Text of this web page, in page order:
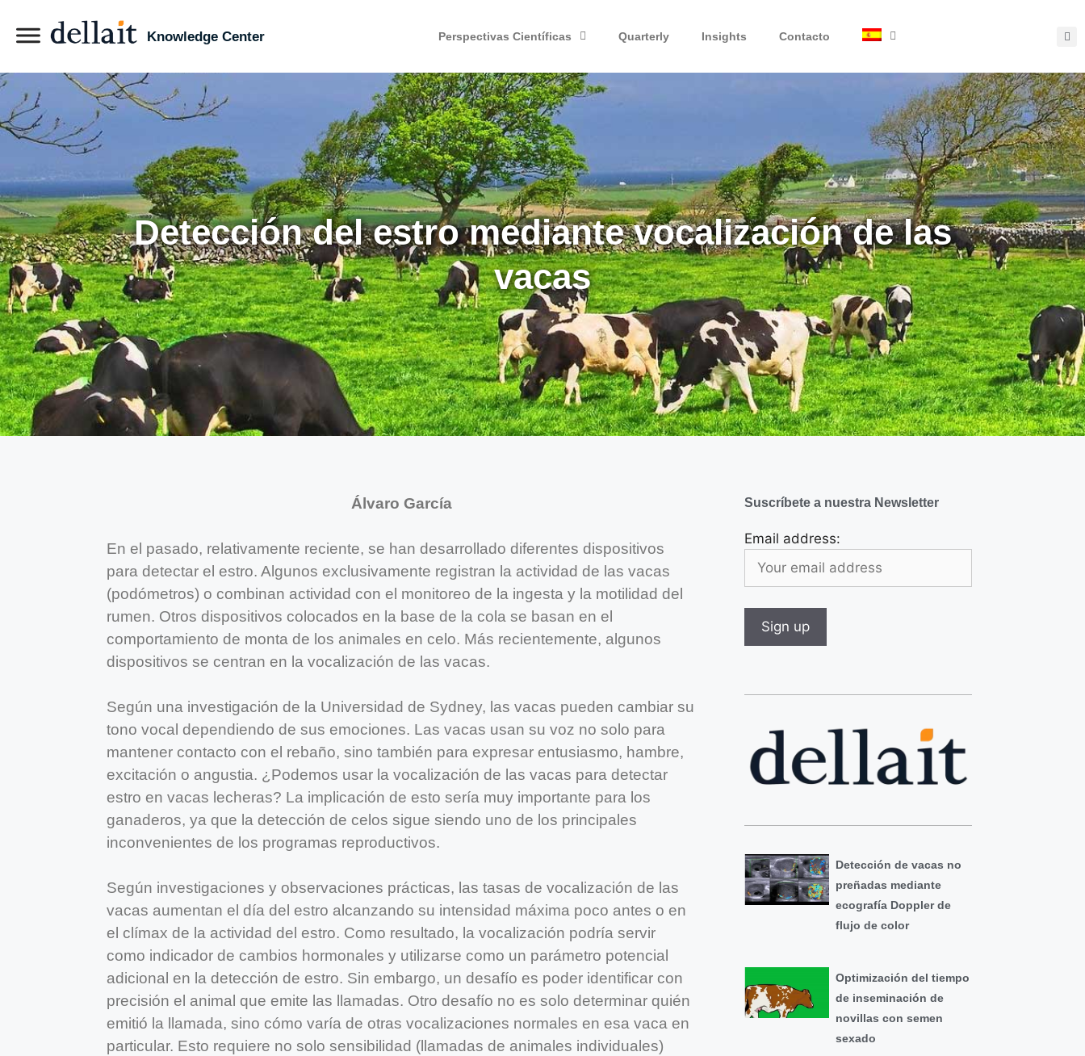
Knowledge Center Perspectivas Científicas Quarterly Insights Contacto
Detección del estro mediante vocalización de las
vacas
Álvaro García
En el pasado, relativamente reciente, se han desarrollado diferentes dispositivos
para detectar el estro. Algunos exclusivamente registran la actividad de las vacas
(podómetros) o combinan actividad con el monitoreo de la ingesta y la motilidad del
rumen. Otros dispositivos colocados en la base de la cola se basan en el
comportamiento de monta de los animales en celo. Más recientemente, algunos
dispositivos se centran en la vocalización de las vacas.
Según una investigación de la Universidad de Sydney, las vacas pueden cambiar su
tono vocal dependiendo de sus emociones. Las vacas usan su voz no solo para
mantener contacto con el rebaño, sino también para expresar entusiasmo, hambre,
excitación o angustia. ¿Podemos usar la vocalización de las vacas para detectar
estro en vacas lecheras? La implicación de esto sería muy importante para los
ganaderos, ya que la detección de celos sigue siendo uno de los principales
inconvenientes de los programas reproductivos.
Según investigaciones y observaciones prácticas, las tasas de vocalización de las
vacas aumentan el día del estro alcanzando su intensidad máxima poco antes o en
el clímax de la actividad del estro. Como resultado, la vocalización podría servir
como indicador de cambios hormonales y utilizarse como un parámetro potencial
adicional en la detección de estro. Sin embargo, un desafío es poder identificar con
precisión el animal que emite las llamadas. Otro desafío no es solo determinar quién
emitió la llamada, sino cómo varía de otras vocalizaciones normales en esa vaca en
particular. Esto requiere no solo sensibilidad (llamadas de animales individuales)
Suscríbete a nuestra Newsletter
Email address:
Detección de vacas no
preñadas mediante
ecografía Doppler de
flujo de color
Optimización del tiempo
de inseminación de
novillas con semen
sexado